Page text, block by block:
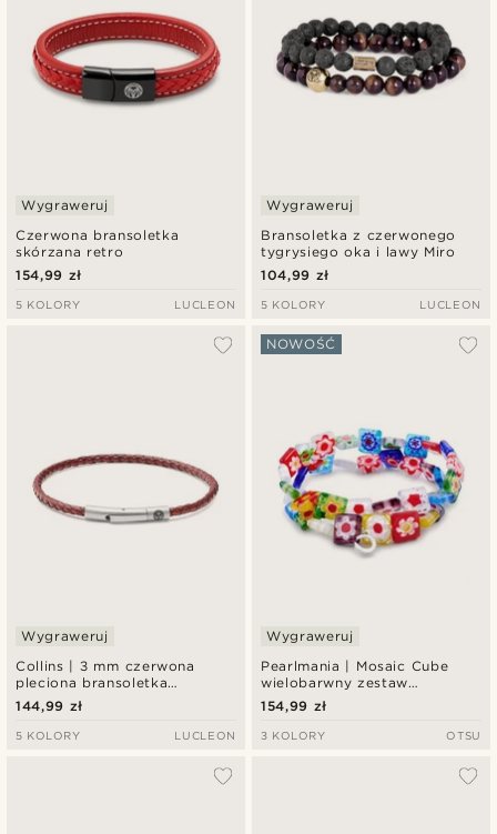
Czerwona bransoletka
skórzana retro
Wygraweruj
154,99 zł
5 KOLORY LUCLEON
Bransoletka z czerwonego
tygrysiego oka i lawy Miro
Wygraweruj
104,99 zł
5 KOLORY LUCLEON
Collins | 3 mm czerwona
pleciona bransoletka
skórzana
Wygraweruj
144,99 zł
5 KOLORY LUCLEON
Pearlmania | Mosaic Cube
wielobarwny zestaw
bransoletek ze szklanych
koralików
NOWOŚĆ
Wygraweruj
154,99 zł
3 KOLORY OTSU